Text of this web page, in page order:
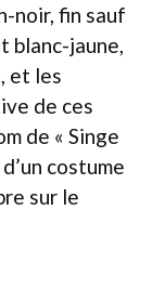
noir, fin sauf
blanc-jaune,
et les
de ces
de « Singe
costume
sur le